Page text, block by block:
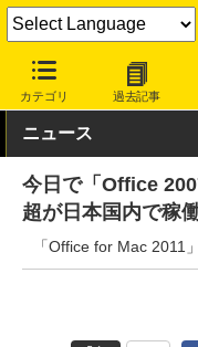
カテゴリ 過去記事
INTERNET Watch トピッ
ニュース
今日で「Office
超が日本国内で稼
「Office for Mac 2011